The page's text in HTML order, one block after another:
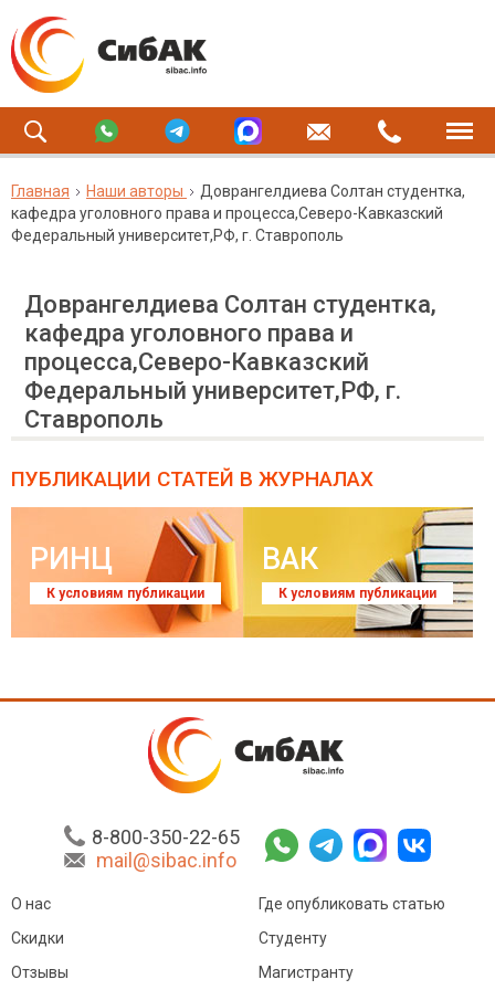
Главная Наши авторы
Доврангелдиева Солтан студентка,
кафедра уголовного права и процесса,Северо-Кавказский
Федеральный университет,РФ, г. Ставрополь
Доврангелдиева Солтан студентка,
кафедра уголовного права и
процесса,Северо-Кавказский
Федеральный университет,РФ, г.
Ставрополь
ПУБЛИКАЦИИ СТАТЕЙ В ЖУРНАЛАХ
РИНЦ
К условиям публикации
ВАК
К условиям публикации
8-800-350-22-65
mail@sibac.info
О нас
Скидки
Отзывы
Где опубликовать статью
Студенту
Магистранту